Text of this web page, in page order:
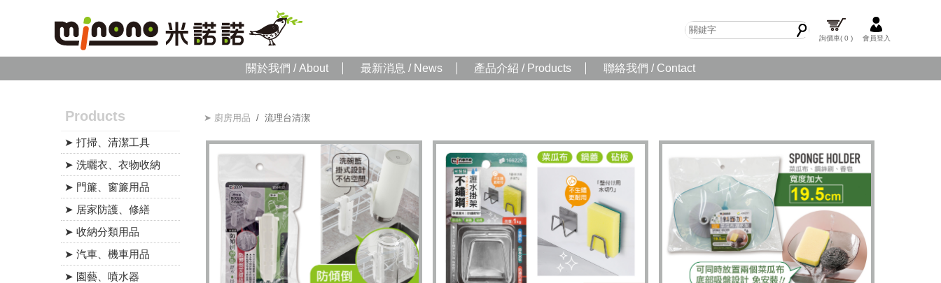
詢價車( 0 ) 會員登入
關於我們 / About 最新消息 / News 產品介紹 / Products 聯絡我們 / Contact
Products
➤ 打掃、清潔工具
➤ 洗曬衣、衣物收納
➤ 門簾、窗簾用品
➤ 居家防護、修繕
➤ 收納分類用品
➤ 汽車、機車用品
➤ 園藝、噴水器
➤ 廚房用品 / 流理台清潔